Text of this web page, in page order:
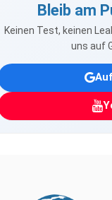
Bleib am
Keinen Test, keinen
uns auf